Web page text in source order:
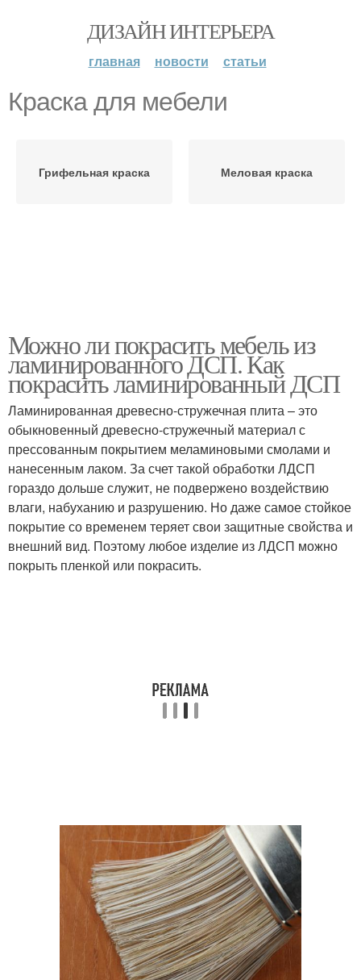
ДИЗАЙН ИНТЕРЬЕРА
главная новости статьи
Краска для мебели
Грифельная краска Меловая краска
Можно ли покрасить мебель из
ламинированного ДСП. Как
покрасить ламинированный ДСП
Ламинированная древесно-стружечная плита – это
обыкновенный древесно-стружечный материал с
прессованным покрытием меламиновыми смолами и
нанесенным лаком. За счет такой обработки ЛДСП
гораздо дольше служит, не подвержено воздействию
влаги, набуханию и разрушению. Но даже самое стойкое
покрытие со временем теряет свои защитные свойства и
внешний вид. Поэтому любое изделие из ЛДСП можно
покрыть пленкой или покрасить.